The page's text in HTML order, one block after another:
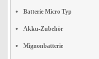
Batterie Micro Typ
Akku-Zubehör
Mignonbatterie